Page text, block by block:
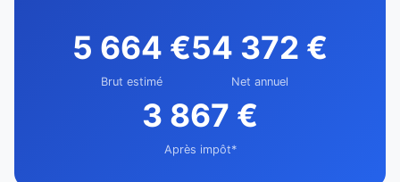
5 664 €
Brut estimé
54 372 €
Net annuel
3 867 €
Après impôt*